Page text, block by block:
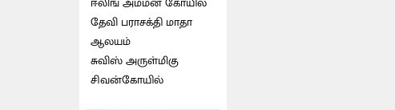
தேவி பராசக்தி மாதா
ஆலயம்
சுவிஸ் அருள்மிகு
சிவன்கோயில்